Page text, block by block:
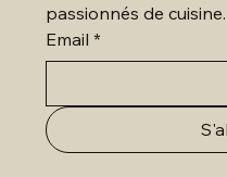
passionnés de cuisine.
Email *